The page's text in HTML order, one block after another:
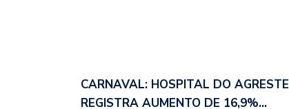
CARNAVAL: HOSPITAL DO AGRESTE
REGISTRA AUMENTO DE 16,9%…